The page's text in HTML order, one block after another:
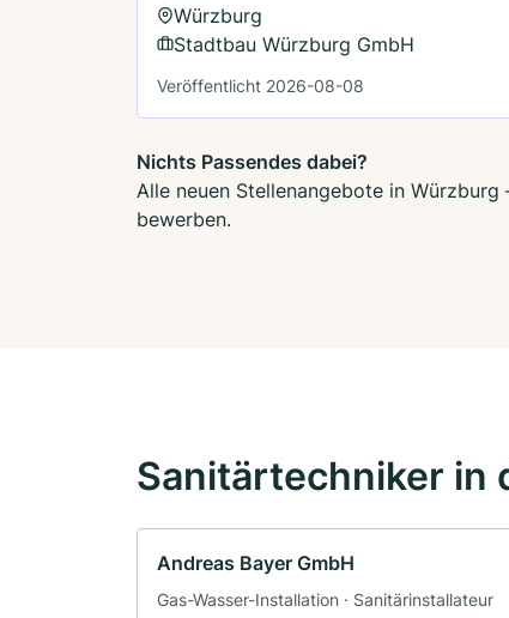
Würzburg
Stadtbau Würzburg GmbH
Veröffentlicht 2026-08-08
Nichts Passendes dabei?
Alle neuen Stellenangebote in
bewerben.
Sanitärtechniker in
Andreas Bayer GmbH
Gas-Wasser-Installation · Sanitärinstallateur